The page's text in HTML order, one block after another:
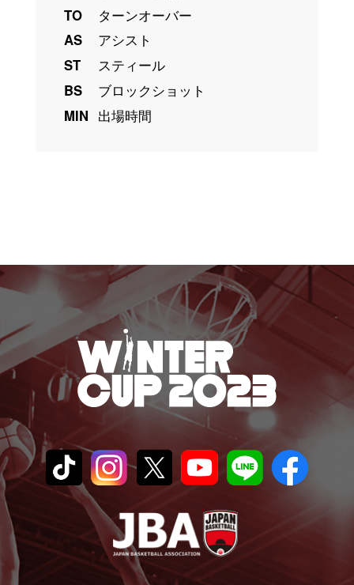
TO
ターンオーバー
AS
アシスト
ST
スティール
BS
ブロックショット
MIN 出場時間